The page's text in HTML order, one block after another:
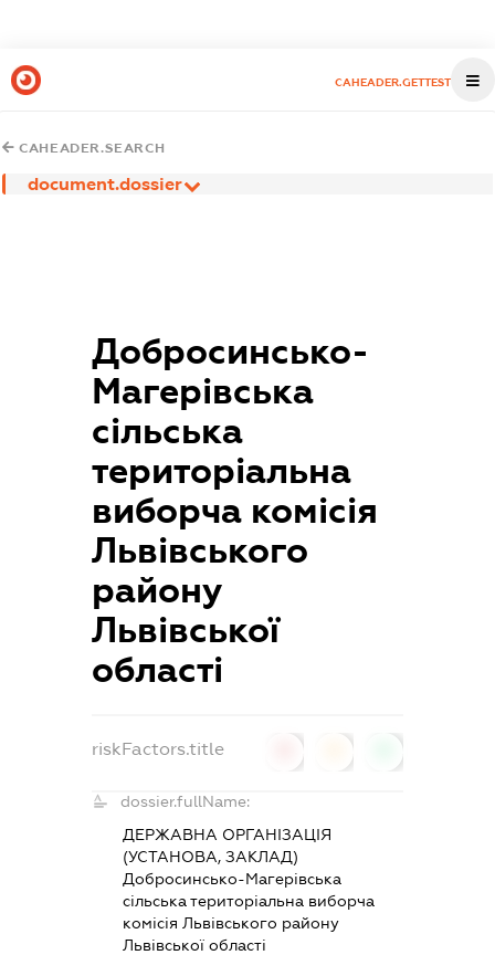
CAHEADER.GETTEST
CAHEADER.SEARCH
document.dossier
Добросинсько-
Магерівська
сільська
територіальна
виборча комісія
Львівського
району
Львівської
області
riskFactors.title
dossier.fullName:
ДЕРЖАВНА ОРГАНІЗАЦІЯ
(УСТАНОВА, ЗАКЛАД)
Добросинсько-Магерівська
сільська територіальна виборча
комісія Львівського району
Львівської області